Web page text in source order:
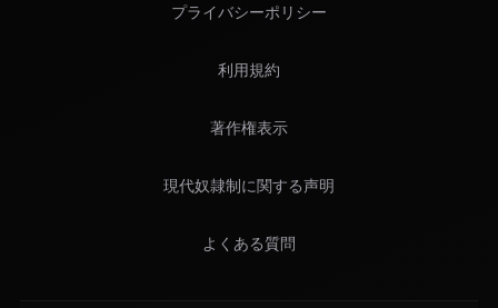
プライバシーポリシー
利用規約
著作権表示
現代奴隷制に関する声明
よくある質問